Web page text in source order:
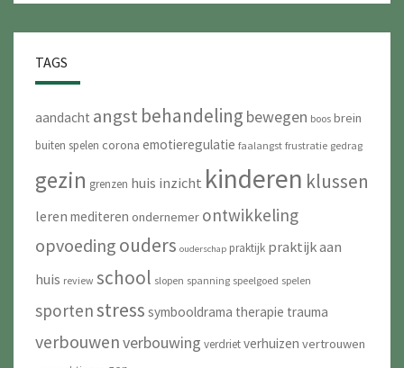
TAGS
aandacht angst behandeling bewegen boos brein
buiten spelen corona emotieregulatie faalangst frustratie gedrag
gezin grenzen huis inzicht kinderen klussen
leren mediteren ondernemer ontwikkeling
opvoeding ouders ouderschap praktijk praktijk aan
huis review school slopen spanning speelgoed spelen
sportenstress symbooldrama therapie trauma
verbouwenverbouwing verdrietverhuizen vertrouwen